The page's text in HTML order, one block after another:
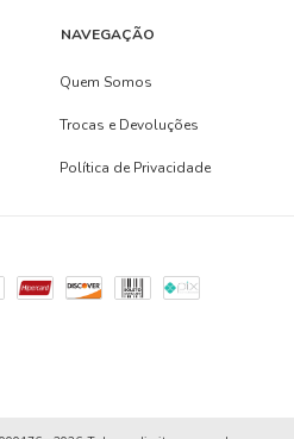
NAVEGAÇÃO
Quem Somos
Trocas e Devoluções
Política de Privacidade